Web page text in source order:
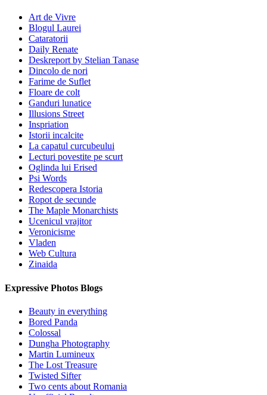
Art de Vivre
Blogul Laurei
Cataratorii
Daily Renate
Deskreport by Stelian Tanase
Dincolo de nori
Farime de Suflet
Floare de colt
Ganduri lunatice
Illusions Street
Inspriation
Istorii incalcite
La capatul curcubeului
Lecturi povestite pe scurt
Oglinda lui Erised
Psi Words
Redescopera Istoria
Ropot de secunde
The Maple Monarchists
Ucenicul vrajitor
Veronicisme
Vladen
Web Cultura
Zinaida
Expressive Photos Blogs
Beauty in everything
Bored Panda
Colossal
Dungha Photography
Martin Lumineux
The Lost Treasure
Twisted Sifter
Two cents about Romania